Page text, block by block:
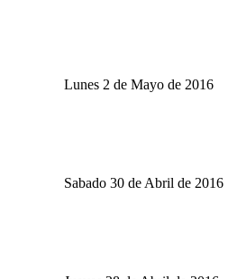
Lunes 2 de Mayo de 2016
Sabado 30 de Abril de 2016